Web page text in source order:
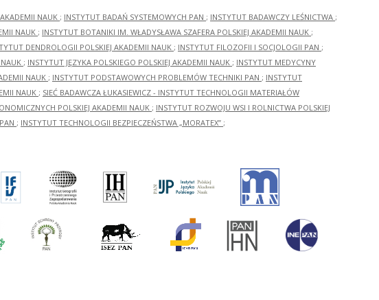
NAUK ; INSTYTUT BADAŃ SYSTEMOWYCH PAN ; INSTYTUT BADAWCZY LEŚNICTWA ;
NAUK ; INSTYTUT BOTANIKI IM. WŁADYSŁAWA SZAFERA POLSKIEJ AKADEMII NAUK ;
DENDROLOGII POLSKIEJ AKADEMII NAUK ; INSTYTUT FILOZOFII I SOCJOLOGII PAN ;
; INSTYTUT JĘZYKA POLSKIEGO POLSKIEJ AKADEMII NAUK ; INSTYTUT MEDYCYNY
NAUK ; INSTYTUT PODSTAWOWYCH PROBLEMÓW TECHNIKI PAN ; INSTYTUT
NAUK ; SIEĆ BADAWCZA ŁUKASIEWICZ - INSTYTUT TECHNOLOGII MATERIAŁÓW
POLSKIEJ AKADEMII NAUK ; INSTYTUT ROZWOJU WSI I ROLNICTWA POLSKIEJ
; INSTYTUT TECHNOLOGII BEZPIECZEŃSTWA „MORATEX” ;